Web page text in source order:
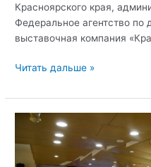
Красноярского края,
Федеральное агентство
выставочная компания
Всероссийский
Форум
«Современные
системы
безопасности
–
Читать дальше »